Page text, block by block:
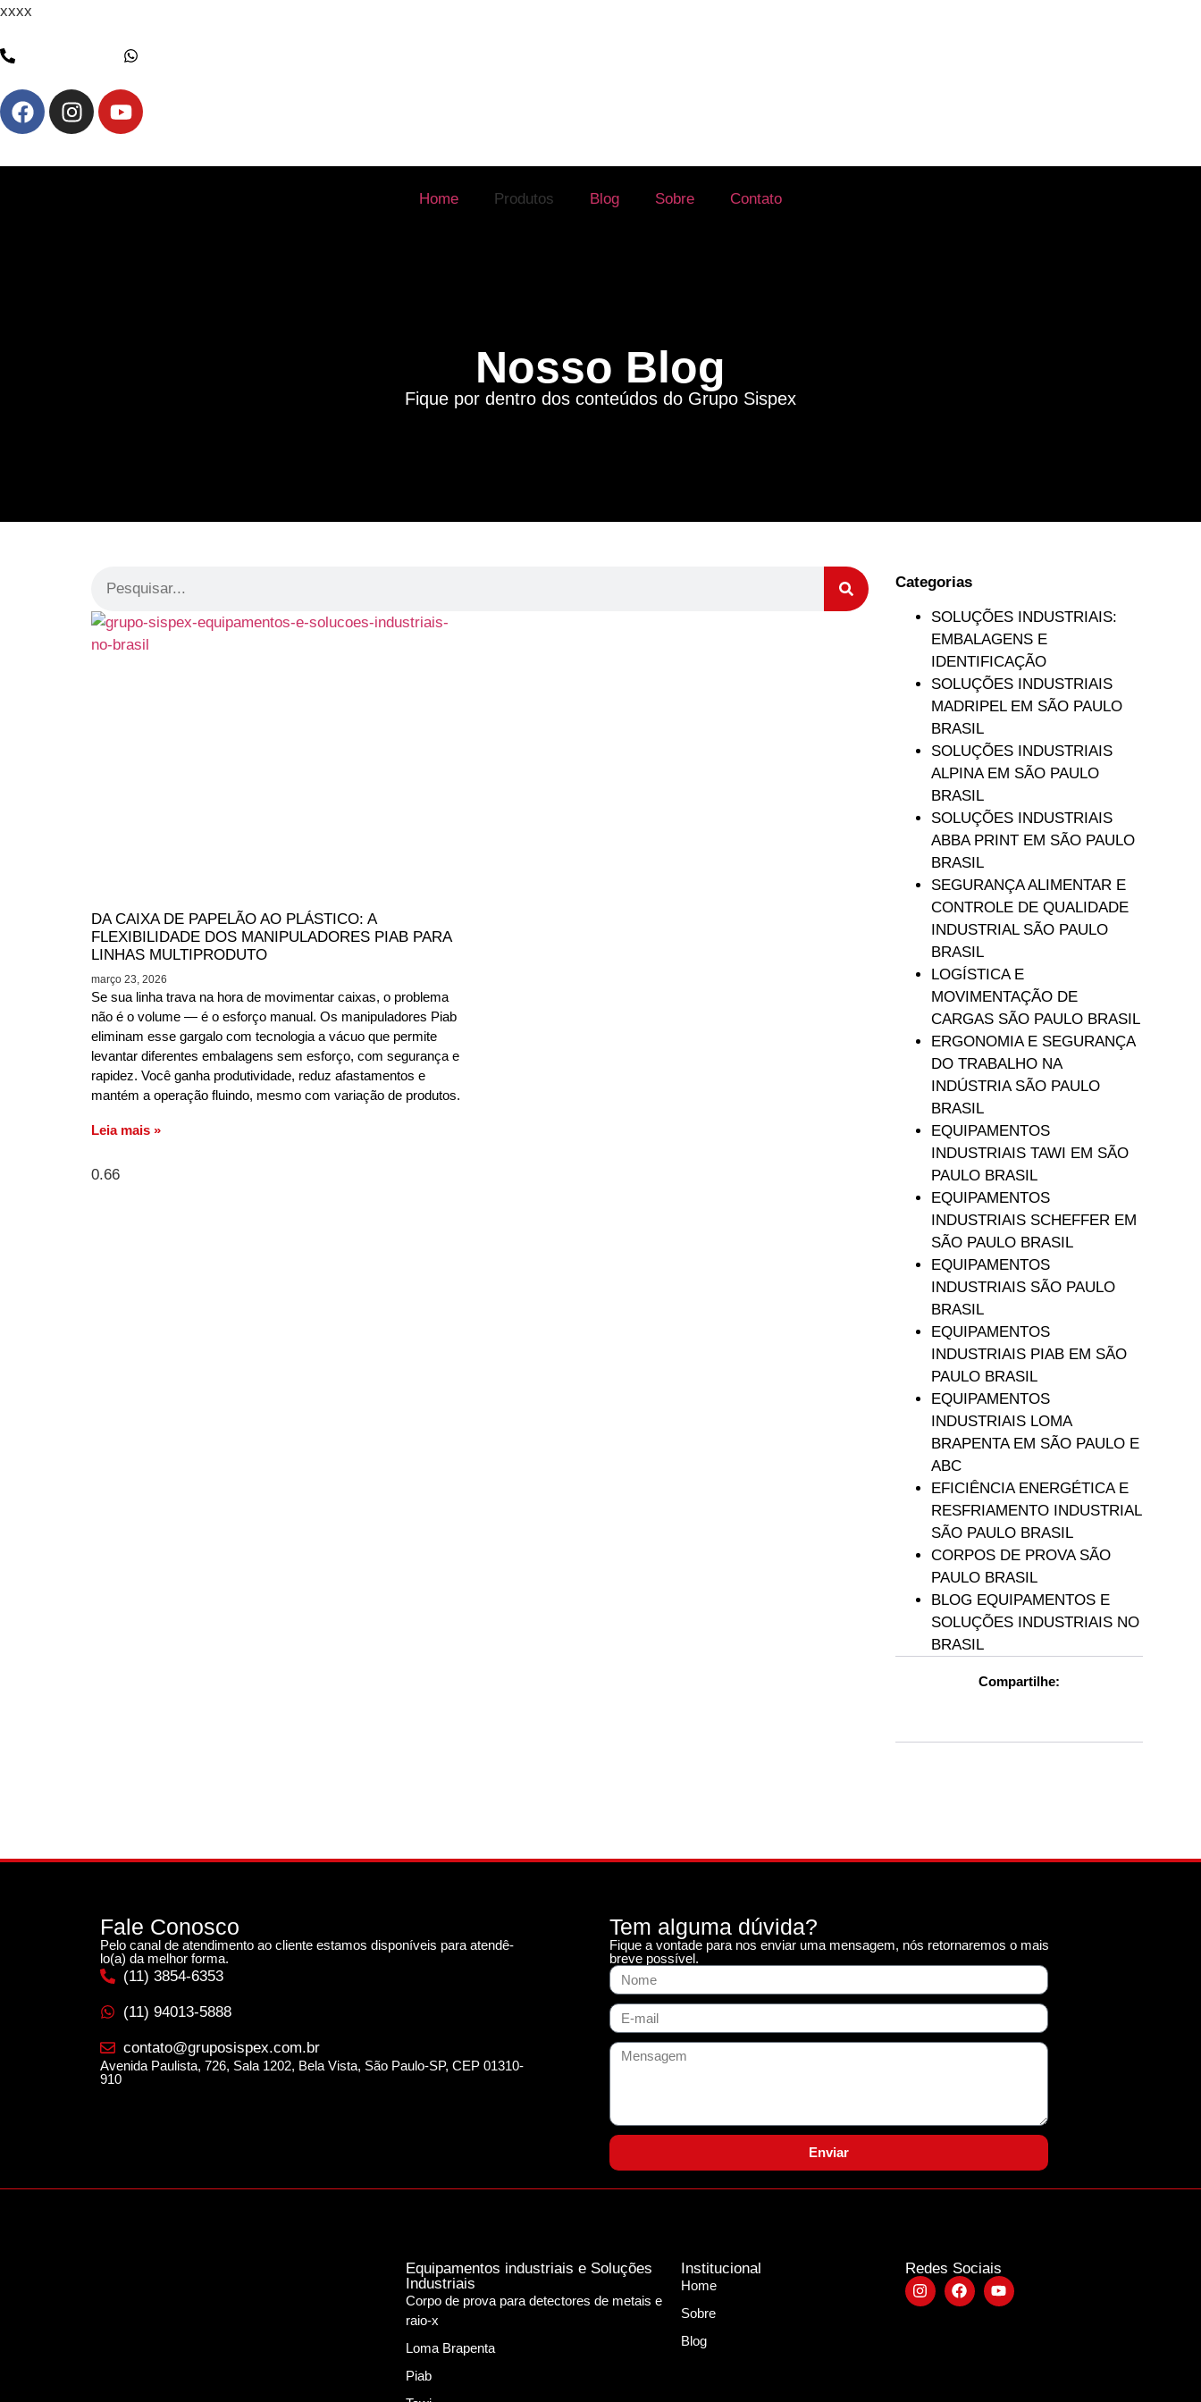
xxxx
Home Produtos Blog Sobre Contato
Nosso Blog
Fique por dentro dos conteúdos do Grupo Sispex
DA CAIXA DE PAPELÃO AO PLÁSTICO: A
FLEXIBILIDADE DOS MANIPULADORES PIAB PARA
LINHAS MULTIPRODUTO
março 23, 2026
Se sua linha trava na hora de movimentar caixas, o problema
não é o volume — é o esforço manual. Os manipuladores Piab
eliminam esse gargalo com tecnologia a vácuo que permite
levantar diferentes embalagens sem esforço, com segurança e
rapidez. Você ganha produtividade, reduz afastamentos e
mantém a operação fluindo, mesmo com variação de produtos.
Leia mais »
Categorias
SOLUÇÕES INDUSTRIAIS:
EMBALAGENS E
IDENTIFICAÇÃO
SOLUÇÕES INDUSTRIAIS
MADRIPEL EM SÃO PAULO
BRASIL
SOLUÇÕES INDUSTRIAIS
ALPINA EM SÃO PAULO
BRASIL
SOLUÇÕES INDUSTRIAIS
ABBA PRINT EM SÃO PAULO
BRASIL
SEGURANÇA ALIMENTAR E
CONTROLE DE QUALIDADE
INDUSTRIAL SÃO PAULO
BRASIL
LOGÍSTICA E
MOVIMENTAÇÃO DE
CARGAS SÃO PAULO BRASIL
ERGONOMIA E SEGURANÇA
DO TRABALHO NA
INDÚSTRIA SÃO PAULO
BRASIL
EQUIPAMENTOS
INDUSTRIAIS TAWI EM SÃO
PAULO BRASIL
EQUIPAMENTOS
INDUSTRIAIS SCHEFFER EM
SÃO PAULO BRASIL
EQUIPAMENTOS
INDUSTRIAIS SÃO PAULO
BRASIL
EQUIPAMENTOS
INDUSTRIAIS PIAB EM SÃO
PAULO BRASIL
EQUIPAMENTOS
INDUSTRIAIS LOMA
BRAPENTA EM SÃO PAULO E
ABC
EFICIÊNCIA ENERGÉTICA E
RESFRIAMENTO INDUSTRIAL
SÃO PAULO BRASIL
CORPOS DE PROVA SÃO
PAULO BRASIL
BLOG EQUIPAMENTOS E
SOLUÇÕES INDUSTRIAIS NO
BRASIL
Compartilhe:
Fale Conosco
Pelo canal de atendimento ao cliente estamos disponíveis para atendê-
lo(a) da melhor forma.
(11) 3854-6353
(11) 94013-5888
contato@gruposispex.com.br
Avenida Paulista, 726, Sala 1202, Bela Vista, São Paulo-SP, CEP 01310-
910
Tem alguma dúvida?
Fique a vontade para nos enviar uma mensagem, nós retornaremos o mais
breve possível.
Enviar
Equipamentos industriais e Soluções
Industriais
Corpo de prova para detectores de metais e
raio-x
Loma Brapenta
Piab
Institucional
Home
Sobre
Blog
Redes Sociais